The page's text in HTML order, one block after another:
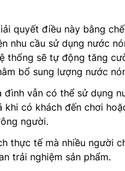
quyết điều này bằng
nhu cầu sử dụng nước
thống sẽ tự động tăng
bổ sung lượng nước
đình vẫn có thể sử dụng
khi có khách đến chơi
người.
thực tế mà nhiều người
trải nghiệm sản phẩm.